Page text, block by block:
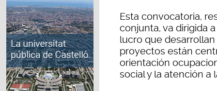
Esta convocatoria,
conjunta, va dirigida
lucro que
proyectos están
orientación
social y la atención a